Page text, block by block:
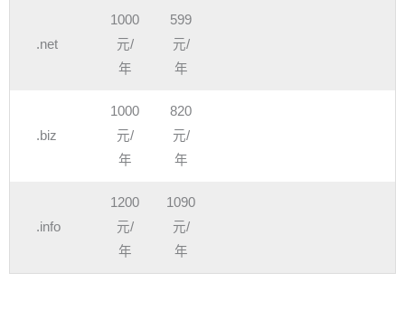
.net
1000
元/
年
599
元/
年
.biz
1000
元/
年
820
元/
年
.info
1200
元/
年
1090
元/
年